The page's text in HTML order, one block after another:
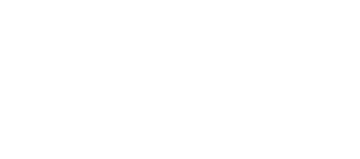
que la
marques
à une grande
d'événements
le site web dédié